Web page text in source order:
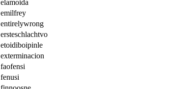
elamoida
emilfrey
entirelywrong
ersteschlachtvo
etoidiboipinle
exterminacion
faofensi
fenusi